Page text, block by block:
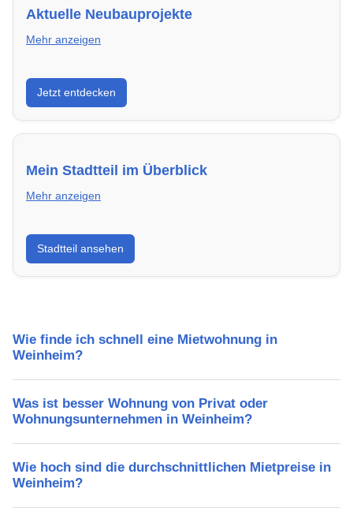
Aktuelle Neubauprojekte
Mehr anzeigen
Entdecke Neubauprojekte in Weinheim – modern,
energieeffizient und sofort bezugsfertig.
Jetzt entdecken
Mein Stadtteil im Überblick
Mehr anzeigen
Erfahre mehr über deinen Stadtteil in Weinheim:
Lebensqualität, Verkehrsanbindung, Schulen,
Freizeitmöglichkeiten und Mietpreise.
Stadtteil ansehen
Wie finde ich schnell eine Mietwohnung in
Weinheim?
Was ist besser Wohnung von Privat oder
Wohnungsunternehmen in Weinheim?
Wie hoch sind die durchschnittlichen Mietpreise in
Weinheim?